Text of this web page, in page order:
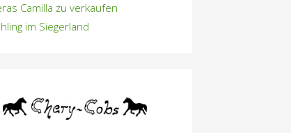
Camilla zu verkaufen
im Siegerland